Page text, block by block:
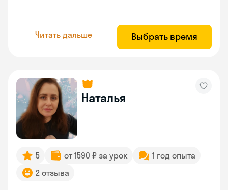
Читать дальше Выбрать время
Наталья
5 от 1590 ₽ за урок
1 год опыта
2 отзыва